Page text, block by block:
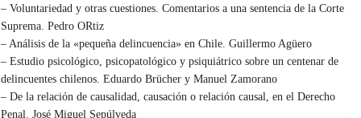
– Voluntariedad y otras cuestiones. Comentarios a una sentencia de la Corte
Suprema. Pedro ORtiz
– Análisis de la «pequeña delincuencia» en Chile. Guillermo Agüero
– Estudio psicológico, psicopatológico y psiquiátrico sobre un centenar de
delincuentes chilenos. Eduardo Brücher y Manuel Zamorano
– De la relación de causalidad, causación o relación causal, en el Derecho
Penal. José Miguel Sepúlveda